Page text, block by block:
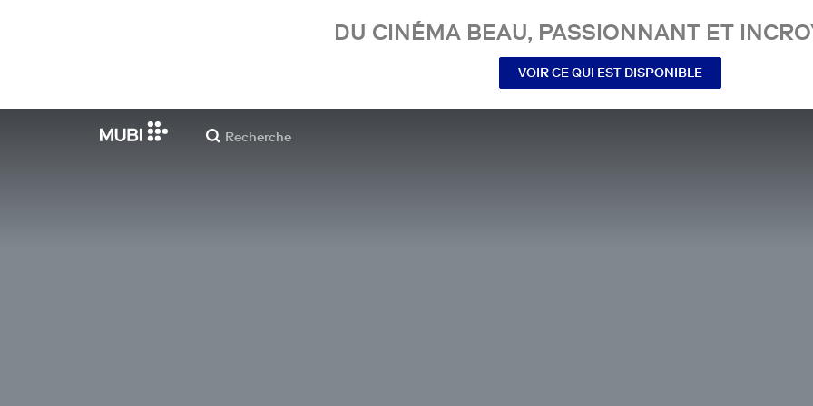
DU CINÉMA BEAU, PASSIONNANT ET
VOIR CE QUI EST DISPONIBLE